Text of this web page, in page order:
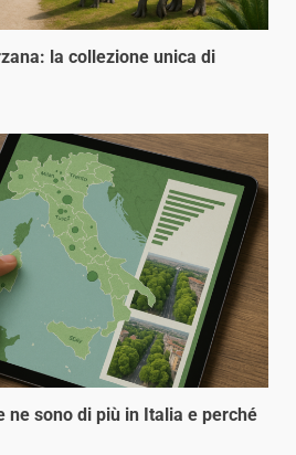
la collezione unica di
ne sono di più in Italia e perché